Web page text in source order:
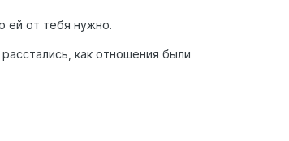
ей от тебя нужно.
как отношения были